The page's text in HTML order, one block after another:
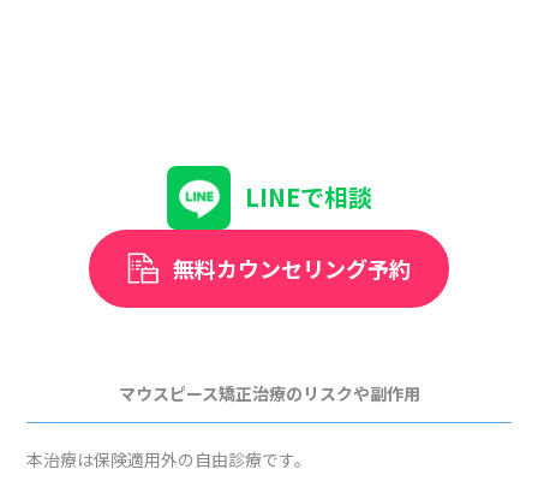
LINEで相談
無料カウンセリング予約
マウスピース矯正治療のリスクや副作用
本治療は保険適用外の自由診療です。